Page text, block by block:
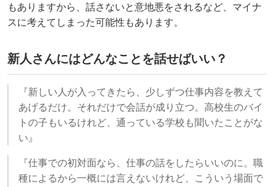
もありますから、話さないと意地悪をされるなど、マイナ
スに考えてしまった可能性もあります。
新人さんにはどんなことを話せばいい？
『新しい人が入ってきたら、少しずつ仕事内容を教えて
あげるだけ。それだけで会話が成り立つ。高校生のバイ
トの子もいるけれど、通っている学校も聞いたことがな
い』
『仕事での初対面なら、仕事の話をしたらいいのに。職
種によるから一概には言えないけれど、こういう場面で